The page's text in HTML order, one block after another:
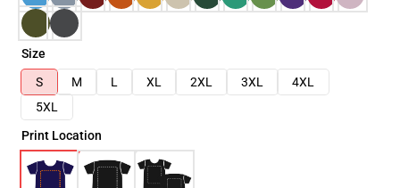
Size
S
M L XL 2XL 3XL
4XL
5XL
Print Location